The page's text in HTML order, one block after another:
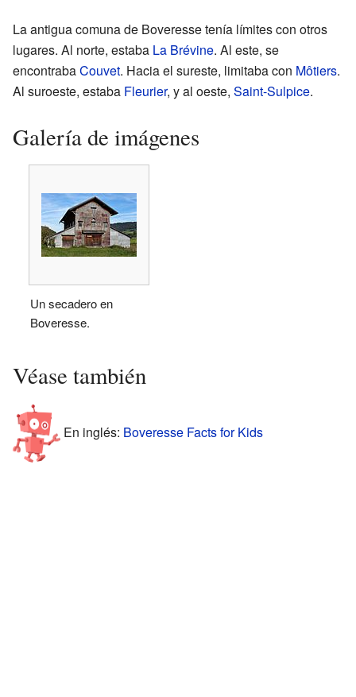
La antigua comuna de Boveresse tenía límites con otros
lugares. Al norte, estaba La Brévine. Al este, se
encontrabaCouvet. Hacia el sureste, limitaba con Môtiers.
Al suroeste, estaba Fleurier, y al oeste, Saint-Sulpice.
Galería de imágenes
Un secadero en
Boveresse.
Véase también
En inglés: Boveresse Facts for Kids